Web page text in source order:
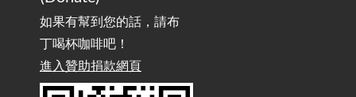
如果有幫到您的話，請布
丁喝杯咖啡吧！
進入贊助捐款網頁